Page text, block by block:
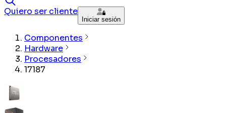
Quiero ser cliente
Iniciar sesión
Componentes
Hardware
Procesadores
17187